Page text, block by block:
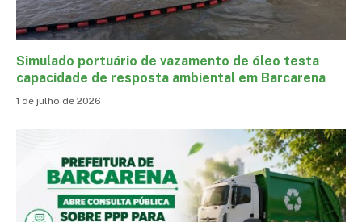
Simulado portuário de vazamento de óleo testa
capacidade de resposta ambiental em Barcarena
1 de julho de 2026